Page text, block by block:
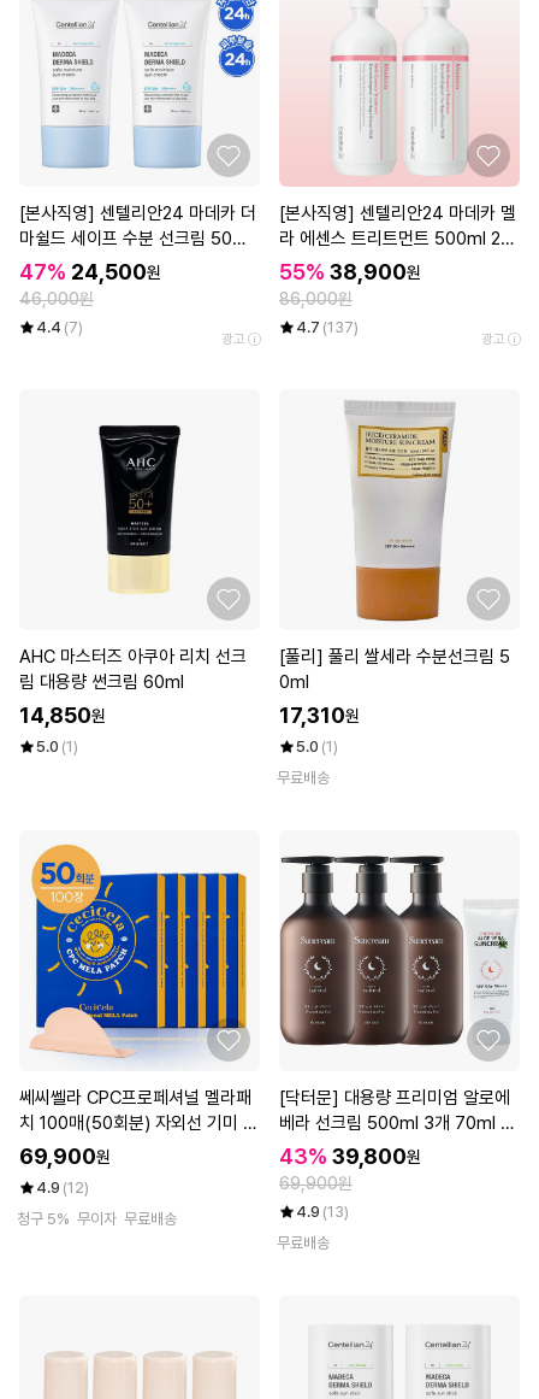
[본사직영] 센텔리안24 마데카 더
마쉴드 세이프 수분 선크림 50ml
2개
47% 24,500원
46,000원
4.4 (7)
광고
[본사직영] 센텔리안24 마데카 멜
라 에센스 트리트먼트 500ml 2개
(대용량 기미 에센스)
55% 38,900원
86,000원
4.7 (137)
광고
AHC 마스터즈 아쿠아 리치 선크
림 대용량 썬크림 60ml
14,850원
5.0 (1)
[풀리] 풀리 쌀세라 수분선크림 5
0ml
17,310원
5.0 (1)
무료배송
쎄씨쎌라 CPC프로페셔널 멜라패
치 100매(50회분) 자외선 기미 쿨
패치
69,900원
4.9 (12)
청구 5% 무이자 무료배송
[닥터문] 대용량 프리미엄 알로에
베라 선크림 500ml 3개 70ml 1
개 세트
43% 39,800원
69,900원
4.9 (13)
무료배송